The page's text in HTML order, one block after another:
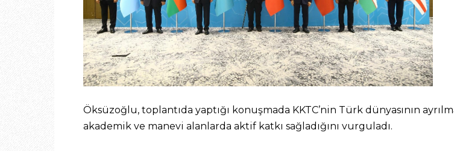
Öksüzoğlu, toplantıda yaptığı konuşmada KKTC’nin Türk dünyasının
akademik ve manevi alanlarda aktif katkı sağladığını vurguladı.